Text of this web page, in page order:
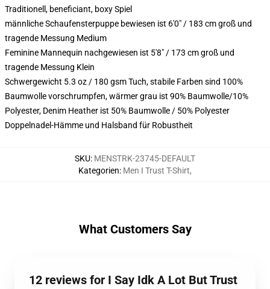
Traditionell, beneficiant, boxy Spiel
männliche Schaufensterpuppe bewiesen ist 6'0" / 183 cm groß und
tragende Messung Medium
Feminine Mannequin nachgewiesen ist 5'8" / 173 cm groß und
tragende Messung Klein
Schwergewicht 5.3 oz / 180 gsm Tuch, stabile Farben sind 100%
Baumwolle vorschrumpfen, wärmer grau ist 90% Baumwolle/10%
Polyester, Denim Heather ist 50% Baumwolle / 50% Polyester
Doppelnadel-Hämme und Halsband für Robustheit
SKU: MENSTRK-23745-DEFAULT
Kategorien: Men I Trust T-Shirt,
What Customers Say
12 reviews for I Say Idk A Lot But Trust